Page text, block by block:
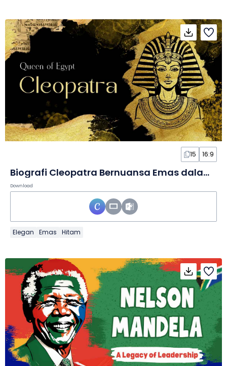
15 16:9
Biografi Cleopatra Bernuansa Emas dalam Slide
Download
Elegan Emas Hitam